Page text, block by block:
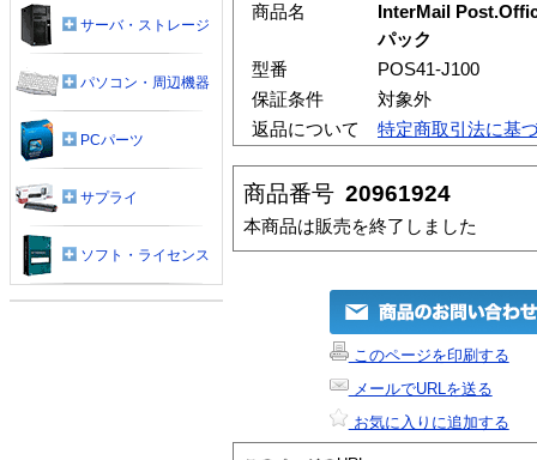
商品名
InterMail
パック
型番
POS41-J100
保証条件
対象外
返品について
特定商取引法に基
商品番号 20961924
本商品は販売を終了しました
このページを印刷する
メールでURLを送る
お気に入りに追加する
サーバ・ストレージ
パソコン・周辺機器
PCパーツ
サプライ
ソフト・ライセンス